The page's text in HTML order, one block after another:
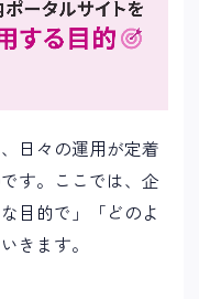
日々の運用が定着
す。ここでは、企
目的で」「どのよ
きます。